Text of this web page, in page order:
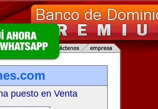
puesto en Venta